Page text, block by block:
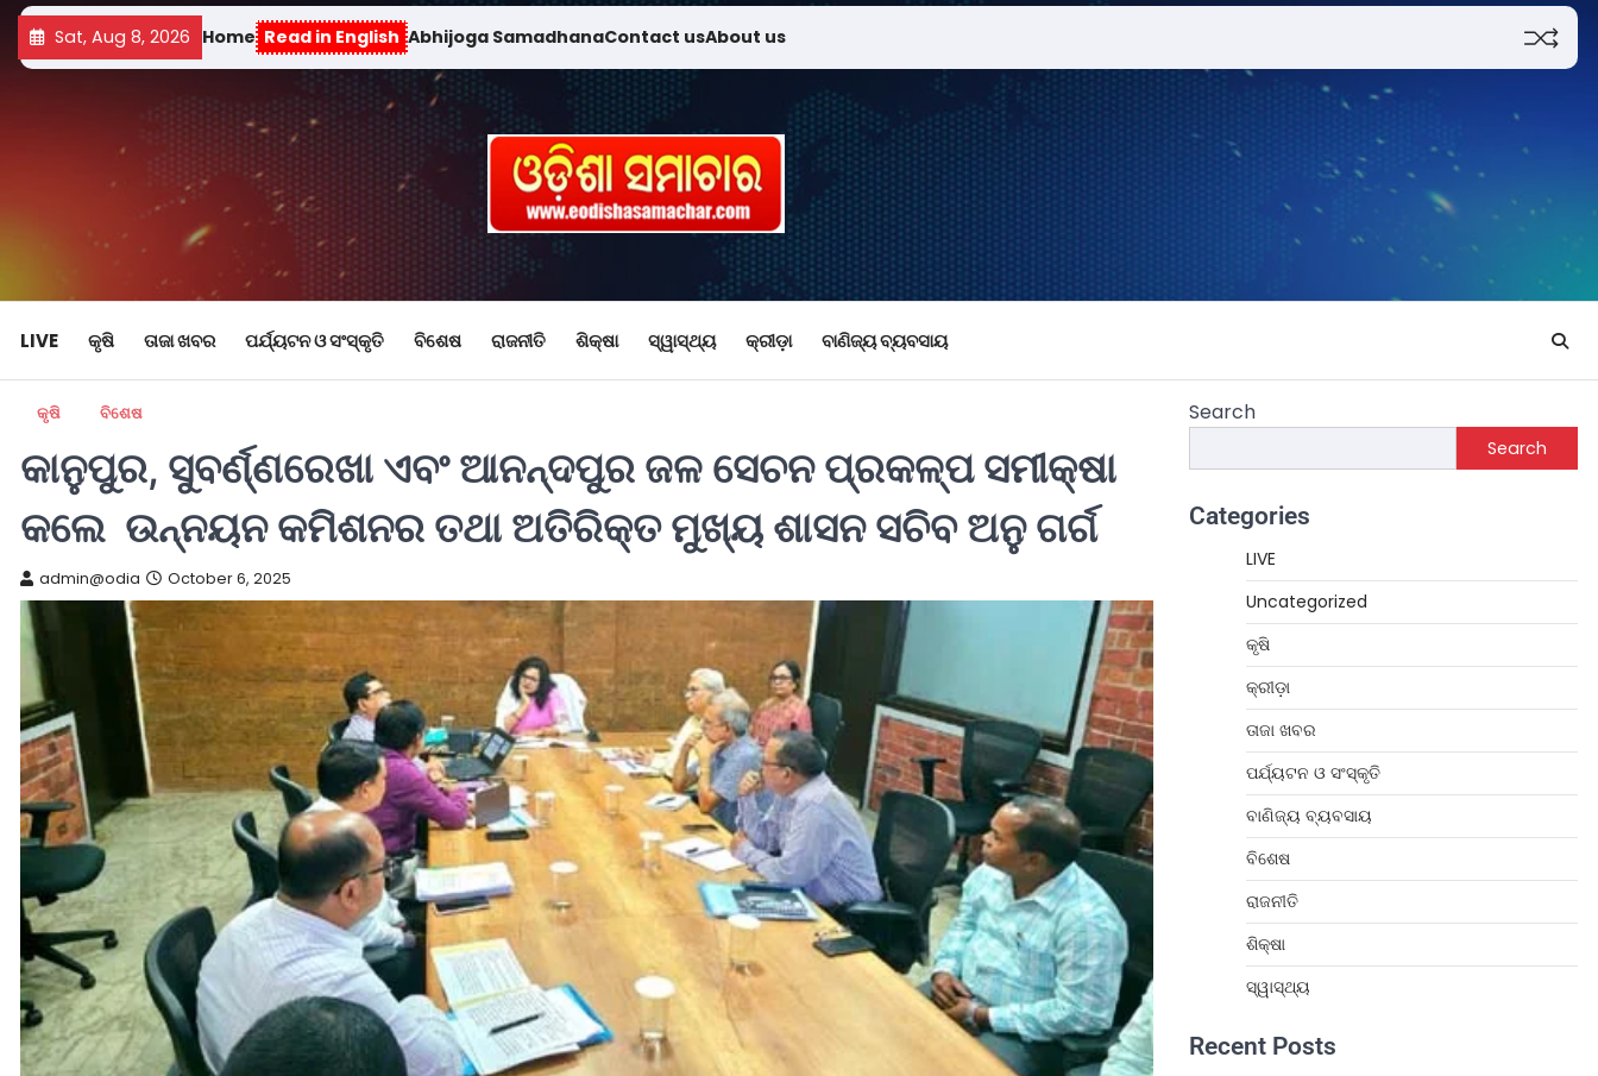
Sat, Aug 8, 2026 Home Read in English Abhijoga SamadhanaContact usAbout us
LIVE କୃଷି ତାଜା ଖବର ପର୍ଯ୍ୟଟନ ଓ ସଂସ୍କୃତି ବିଶେଷ ରାଜନୀତି ଶିକ୍ଷା ସ୍ୱାସ୍ଥ୍ୟ କ୍ରୀଡ଼ା ବାଣିଜ୍ୟ ବ୍ୟବସାୟ
କୃଷି ବିଶେଷ
କାନୁପୁର, ସୁବର୍ଣ୍ଣରେଖା ଏବଂ ଆନନ୍ଦପୁର ଜଳ ସେଚନ ପ୍ରକଳ୍ପ ସମୀକ୍ଷା
କଲେ ଉନ୍ନୟନ କମିଶନର ତଥା ଅତିରିକ୍ତ ମୁଖ୍ୟ ଶାସନ ସଚିବ ଅନୁ ଗର୍ଗ
admin@odia October 6, 2025
Search
Search
Categories
LIVE
Uncategorized
କୃଷି
କ୍ରୀଡ଼ା
ତାଜା ଖବର
ପର୍ଯ୍ୟଟନ ଓ ସଂସ୍କୃତି
ବାଣିଜ୍ୟ ବ୍ୟବସାୟ
ବିଶେଷ
ରାଜନୀତି
ଶିକ୍ଷା
ସ୍ୱାସ୍ଥ୍ୟ
Recent Posts